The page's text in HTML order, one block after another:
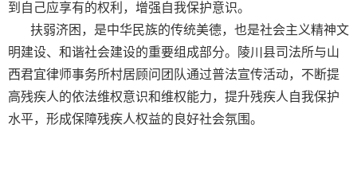
到自己应享有的权利，增强自我保护意识。
扶弱济困，是中华民族的传统美德，也是社会主义精神文
明建设、和谐社会建设的重要组成部分。陵川县司法所与山
西君宜律师事务所村居顾问团队通过普法宣传活动，不断提
高残疾人的依法维权意识和维权能力，提升残疾人自我保护
水平，形成保障残疾人权益的良好社会氛围。